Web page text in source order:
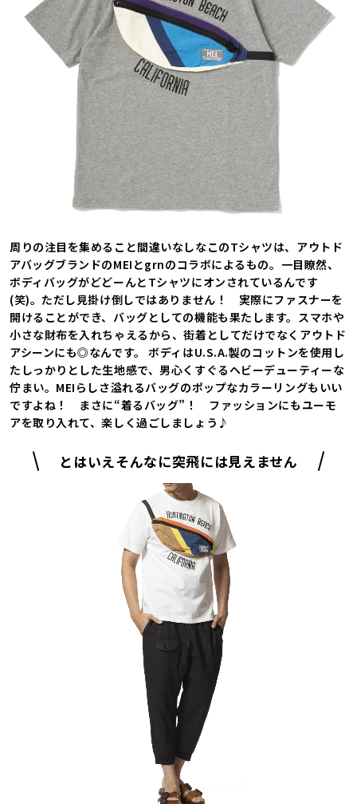
周りの注目を集めること間違いなしなこのTシャツは、アウトド
アバッグブランドのMEIとgrnのコラボによるもの。一目瞭然、
ボディバッグがどどーんとTシャツにオンされているんです
(笑)。ただし見掛け倒しではありません！ 実際にファスナーを
開けることができ、バッグとしての機能も果たします。スマホや
小さな財布を入れちゃえるから、街着としてだけでなくアウトド
アシーンにも◎なんです。 ボディはU.S.A.製のコットンを使用し
たしっかりとした生地感で、男心くすぐるヘビーデューティーな
佇まい。MEIらしさ溢れるバッグのポップなカラーリングもいい
ですよね！ まさに“着るバッグ”！ ファッションにもユーモ
アを取り入れて、楽しく過ごしましょう♪
とはいえそんなに突飛には見えません